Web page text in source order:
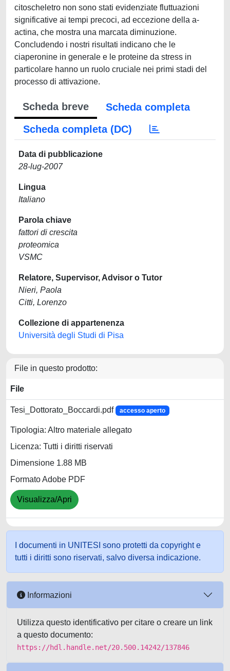
citoscheletro non sono stati evidenziate fluttuazioni
significative ai tempi precoci, ad eccezione della a-
actina, che mostra una marcata diminuzione.
Concludendo i nostri risultati indicano che le
ciaperonine in generale e le proteine da stress in
particolare hanno un ruolo cruciale nei primi stadi del
processo di attivazione.
Scheda breve
Scheda completa
Scheda completa (DC)
Data di pubblicazione
28-lug-2007
Lingua
Italiano
Parola chiave
fattori di crescita
proteomica
VSMC
Relatore, Supervisor, Advisor o Tutor
Nieri, Paola
Citti, Lorenzo
Collezione di appartenenza
Università degli Studi di Pisa
File in questo prodotto:
File
Tesi_Dottorato_Boccardi.pdf accesso aperto
Tipologia: Altro materiale allegato
Licenza: Tutti i diritti riservati
Dimensione 1.88 MB
Formato Adobe PDF
Visualizza/Apri
I documenti in UNITESI sono protetti da copyright e
tutti i diritti sono riservati, salvo diversa indicazione.
Informazioni
Utilizza questo identificativo per citare o creare un link
a questo documento:
https://hdl.handle.net/20.500.14242/137846